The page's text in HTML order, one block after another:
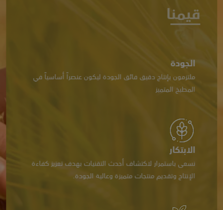
قيمنا
الجودة
ملتزمون بإنتاج دقيق فائق الجودة ليكون عنصراً أساسياً في
المطبخ المتميز
الابتكار
نسعى باستمرار لاكتشاف أحدث التقنيات بهدف تعزيز كفاءة
الإنتاج وتقديم منتجات متميزة وعالية الجودة.